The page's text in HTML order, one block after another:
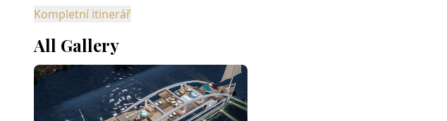
Kompletní itinerář
All Gallery